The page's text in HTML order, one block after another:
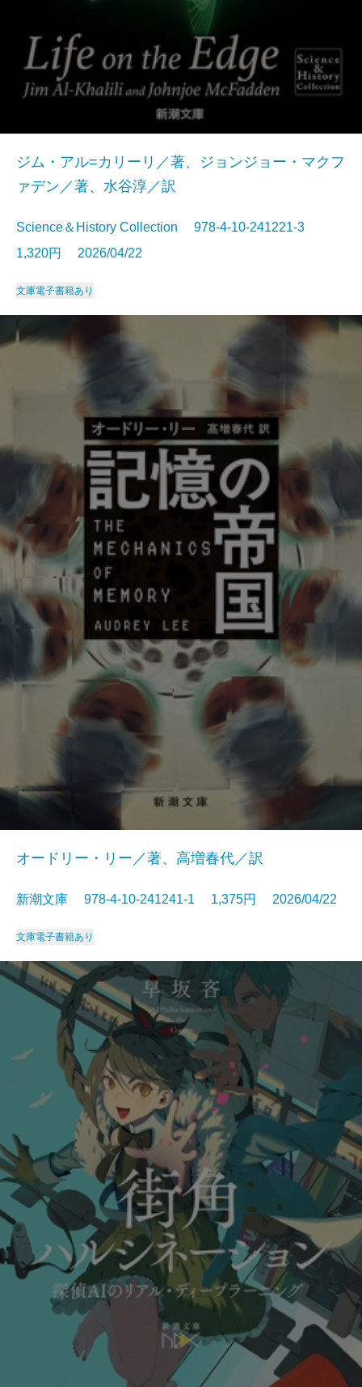
ジム・アル=カリーリ／著、ジョンジョー・マクフ
ァデン／著、水谷淳／訳
Science＆History Collection 978-4-10-241221-3
1,320円 2026/04/22
文庫電子書籍あり
オードリー・リー／著、高増春代／訳
新潮文庫 978-4-10-241241-1 1,375円 2026/04/22
文庫電子書籍あり